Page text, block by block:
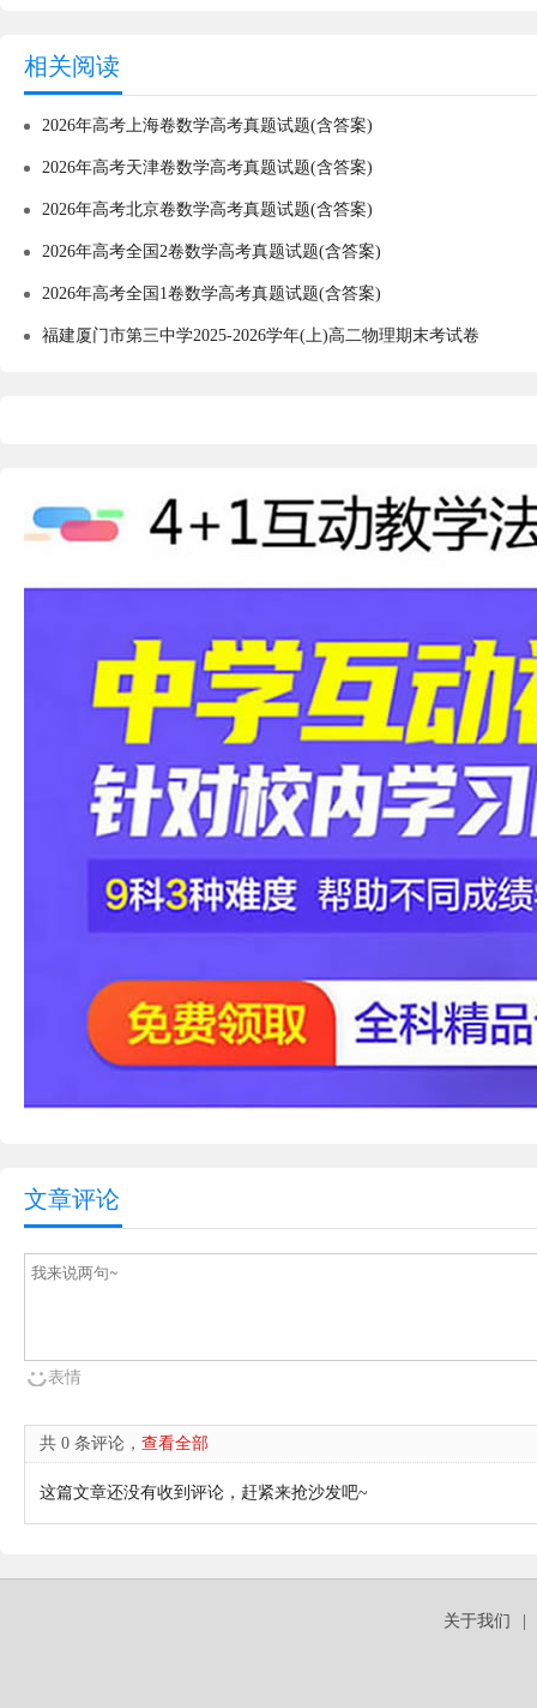
相关阅读
2026年高考上海卷数学高考真题试题(含答案)
2026年高考天津卷数学高考真题试题(含答案)
2026年高考北京卷数学高考真题试题(含答案)
2026年高考全国2卷数学高考真题试题(含答案)
2026年高考全国1卷数学高考真题试题(含答案)
福建厦门市第三中学2025-2026学年(上)高二物理期末考试卷
文章评论
表情
共 0 条评论， 查看全部
这篇文章还没有收到评论，赶紧来抢沙发吧~
关于我们